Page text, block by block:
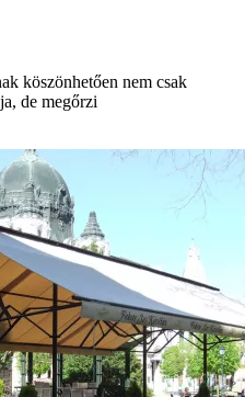
köszönhetően nem csak
de megőrzi